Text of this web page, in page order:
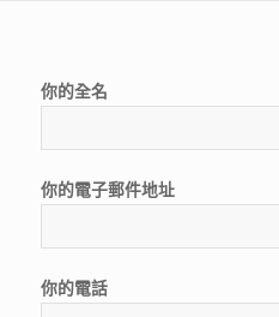
你的全名
你的電子郵件地址
你的電話